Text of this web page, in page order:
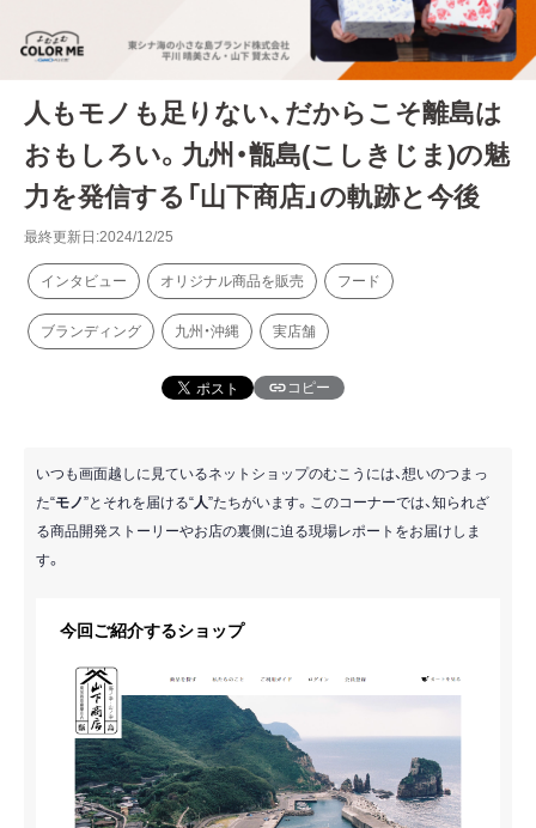
人もモノも足りない、だからこそ離島は
おもしろい。九州・甑島(こしきじま)の魅
力を発信する「山下商店」の軌跡と今後
最終更新日:2024/12/25
インタビュー オリジナル商品を販売 フード
ブランディング 九州・沖縄 実店舗
コピー
いつも画面越しに見ているネットショップのむこうには、想いのつまっ
た“モノ”とそれを届ける“ 人”たちがいます。このコーナーでは、知られざ
る商品開発ストーリーやお店の裏側に迫る現場レポートをお届けしま
す。
今回ご紹介するショップ